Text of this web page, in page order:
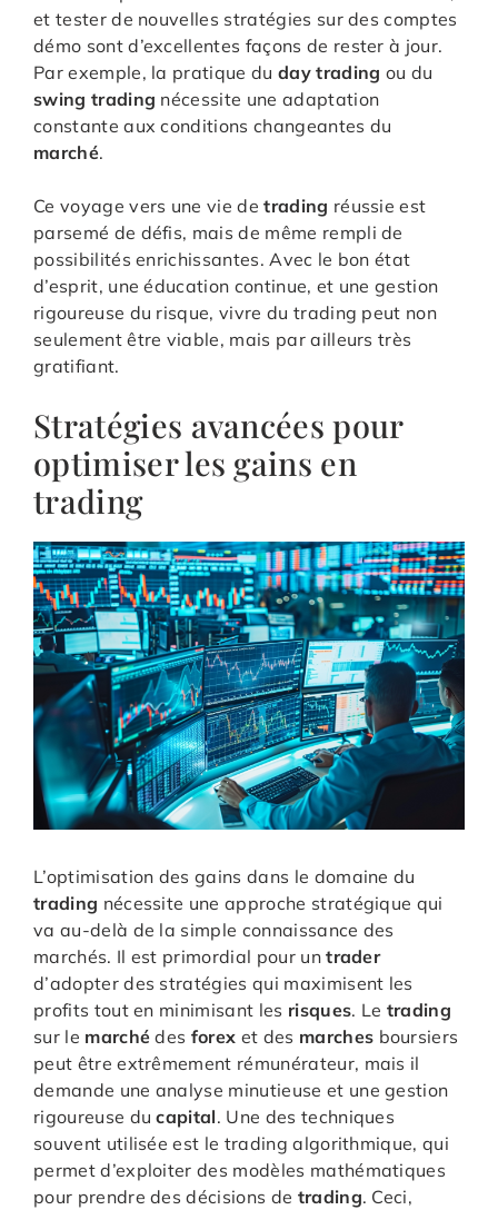
et tester de nouvelles stratégies sur des comptes
démo sont d’excellentes façons de rester à jour.
Par exemple, la pratique du day trading ou du
swing trading nécessite une adaptation
constante aux conditions changeantes du
marché.
Ce voyage vers une vie detrading réussie est
parsemé de défis, mais de même rempli de
possibilités enrichissantes. Avec le bon état
d’esprit, une éducation continue, et une gestion
rigoureuse du risque, vivre du trading peut non
seulement être viable, mais par ailleurs très
gratifiant.
Stratégies avancées pour
optimiser les gains en
trading
L’optimisation des gains dans le domaine du
trading nécessite une approche stratégique qui
va au-delà de la simple connaissance des
marchés. Il est primordial pour untrader
d’adopter des stratégies qui maximisent les
profits tout en minimisant les risques. Le trading
sur le marché des forex et des marches boursiers
peut être extrêmement rémunérateur, mais il
demande une analyse minutieuse et une gestion
rigoureuse ducapital. Une des techniques
souvent utilisée est le trading algorithmique, qui
permet d’exploiter des modèles mathématiques
pour prendre des décisions de trading. Ceci,